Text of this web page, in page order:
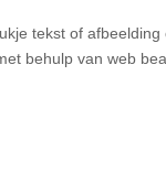
tekst of
behulp van web